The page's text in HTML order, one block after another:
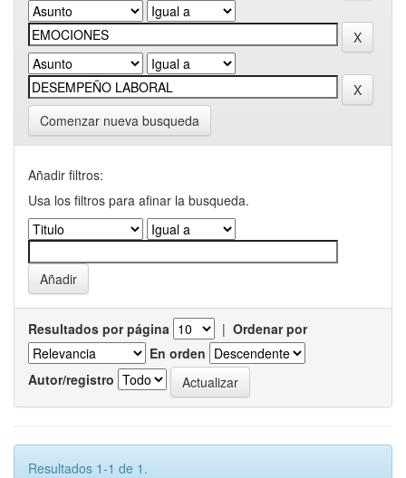
Comenzar nueva busqueda
Añadir filtros:
Usa los filtros para afinar la busqueda.
Resultados por página | Ordenar por
En orden
Autor/registro
Resultados 1-1 de 1.